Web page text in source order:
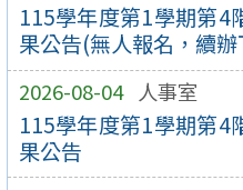
115學年度第1學期第4
果公告(無人報名，續
2026-08-04 人事室
115學年度第1學期第4
果公告